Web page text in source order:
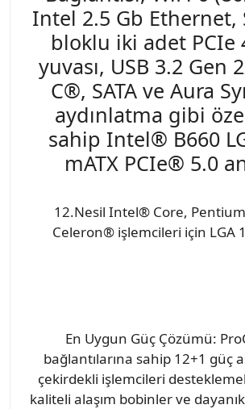
Intel 2.5 Gb Ethernet,
bloklu iki adet PCIe
yuvası, USB 3.2 Gen
C®, SATA ve Aura
aydınlatma gibi
sahip Intel® B660
mATX PCIe® 5.0
12.Nesil Intel® Core,
Celeron® işlemcileri için LGA
En Uygun Güç Çözümü:
bağlantılarına sahip 12+1 güç
çekirdekli işlemcileri
kaliteli alaşım bobinler ve